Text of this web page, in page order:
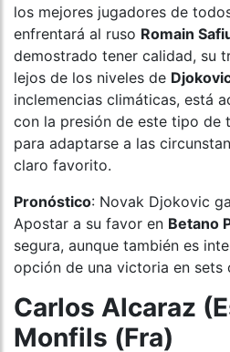
los mejores jugadores de
enfrentará al ruso Romain
demostrado tener calidad, su
lejos de los niveles de
inclemencias climáticas, está
con la presión de este tipo de
para adaptarse a las
claro favorito.
Pronóstico: Novak Djokovic
Apostar a su favor en Betano
segura, aunque también es
opción de una victoria en sets
Carlos Alcaraz
Monfils (Fra)